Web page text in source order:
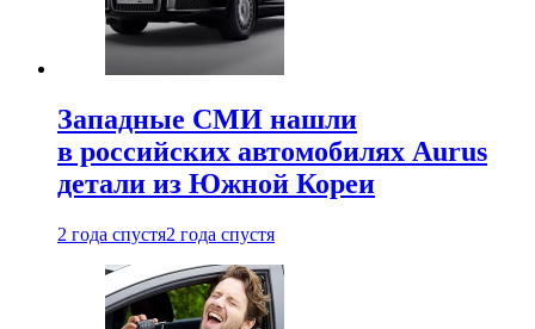
Западные СМИ нашли
в российских автомобилях Aurus
детали из Южной Кореи
2 года спустя2 года спустя